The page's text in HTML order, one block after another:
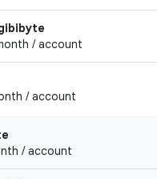
/ account
/ account
/ account